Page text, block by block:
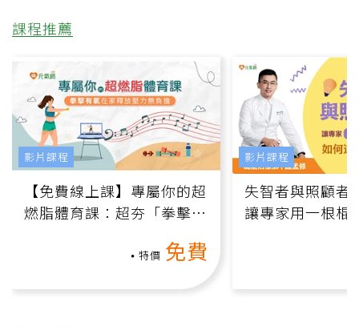
課程推薦
【免費線上課】專屬你的超
燃脂體育課：超夯「拳擊有
特價 免費
影片課程
失智者與照顧者
讓專家用一根棍
影片課程